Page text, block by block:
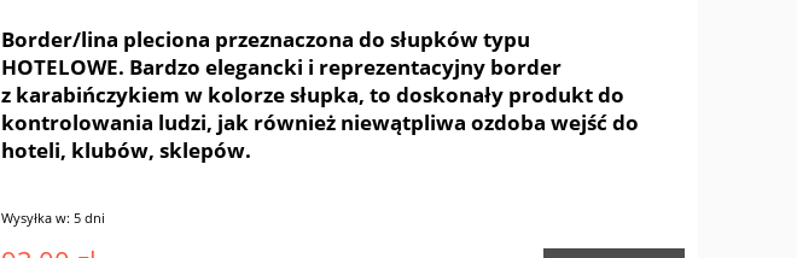
Border/lina pleciona przeznaczona do słupków typu
HOTELOWE. Bardzo elegancki i reprezentacyjny border
z karabińczykiem w kolorze słupka, to doskonały produkt do
kontrolowania ludzi, jak również niewątpliwa ozdoba wejść do
hoteli, klubów, sklepów.
Wysyłka w: 5 dni